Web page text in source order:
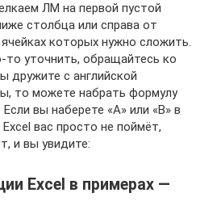
ЛМ на первой пустой
столбца или справа от
которых нужно сложить.
уточнить, обращайтесь ко
дружите с английской
то можете набрать формулу
вы наберете «А» или «В» в
вас просто не поймёт,
и вы увидите:
Excel в примерах —